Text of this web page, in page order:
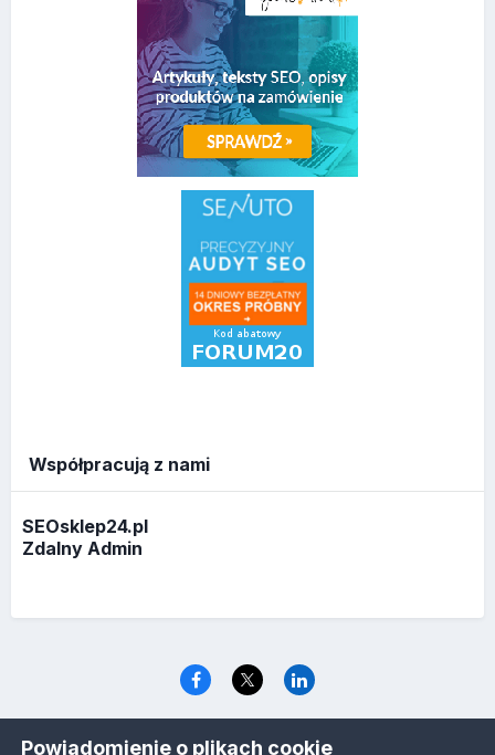
Współpracują z nami
SEOsklep24.pl
Zdalny Admin
Powiadomienie o plikach cookie